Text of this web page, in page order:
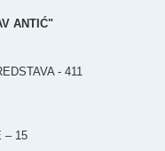
ANTIĆ"
- 411
– 15